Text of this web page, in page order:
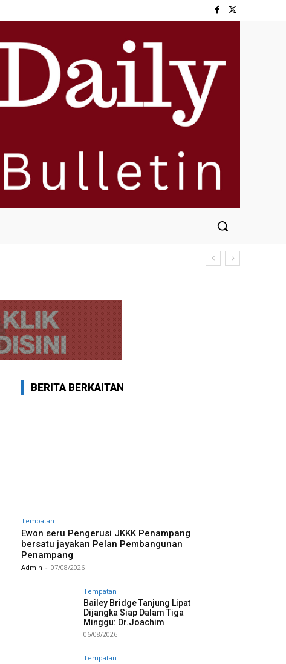
BERITA BERKAITAN
Tempatan
Ewon seru Pengerusi JKKK Penampang
bersatu jayakan Pelan Pembangunan
Penampang
Admin - 07/08/2026
Tempatan
Bailey Bridge Tanjung Lipat
Dijangka Siap Dalam Tiga
Minggu: Dr.Joachim
06/08/2026
Tempatan